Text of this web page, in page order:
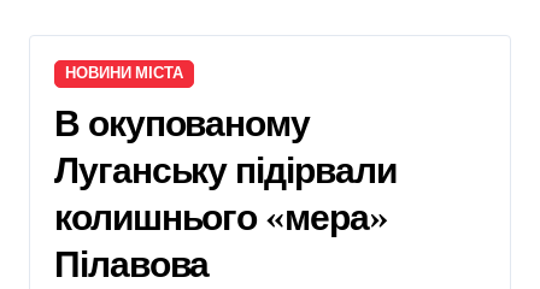
НОВИНИ МІСТА
В окупованому
Луганську підірвали
колишнього «мера»
Пілавова